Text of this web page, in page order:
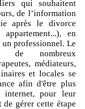
qui souhaitent
de l’information
après le divorce
en
un professionnel. Le
de nombreux
médiateurs,
et locales se
afin d'être plus
internet, pour leur
gérer cette étape